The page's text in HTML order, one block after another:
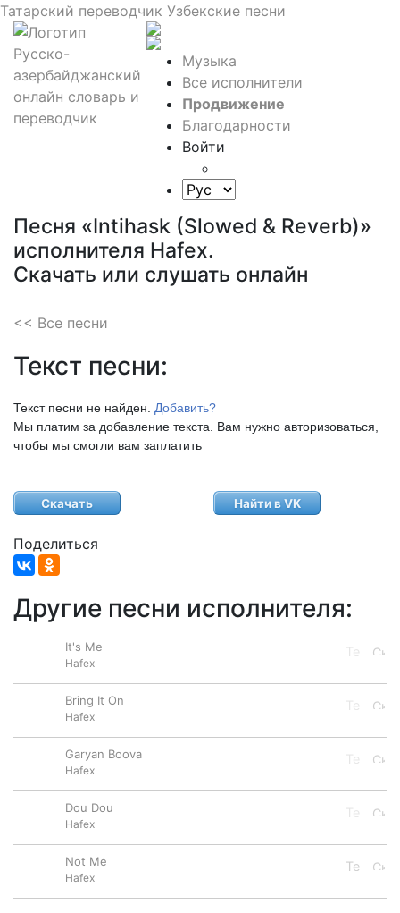
Татарский переводчик Узбекские песни
Музыка
Все исполнители
Продвижение
Благодарности
Войти
Песня «Intihask (Slowed & Reverb)»
исполнителя Hafex.
Скачать или слушать онлайн
<< Все песни
Текст песни:
Текст песни не найден. Добавить?
Мы платим за добавление текста. Вам нужно авторизоваться,
чтобы мы смогли вам заплатить
Скачать Найти в VK
Поделиться
Другие песни исполнителя:
It's Me
Hafex
Bring It On
Hafex
Garyan Boova
Hafex
Dou Dou
Hafex
Not Me
Hafex